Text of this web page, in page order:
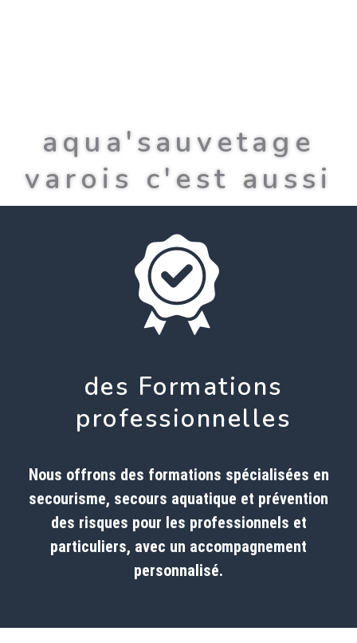
aqua'sauvetage
varois c'est aussi
des Formations
professionnelles
Nous offrons des formations spécialisées en
secourisme, secours aquatique et prévention
des risques pour les professionnels et
particuliers, avec un accompagnement
personnalisé.